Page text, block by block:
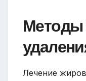
Методы
Лечение